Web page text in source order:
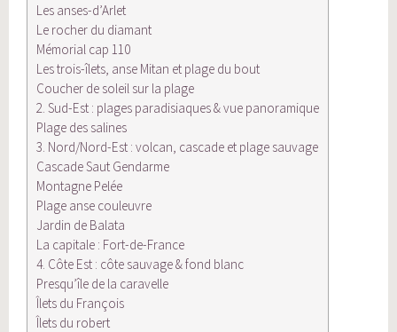
Les anses-d’Arlet
Le rocher du diamant
Mémorial cap 110
Les trois-îlets, anse Mitan et plage du bout
Coucher de soleil sur la plage
2. Sud-Est : plages paradisiaques & vue panoramique
Plage des salines
3. Nord/Nord-Est : volcan, cascade et plage sauvage
Cascade Saut Gendarme
Montagne Pelée
Plage anse couleuvre
Jardin de Balata
La capitale : Fort-de-France
4. Côte Est : côte sauvage & fond blanc
Presqu’île de la caravelle
Îlets du François
Îlets du robert